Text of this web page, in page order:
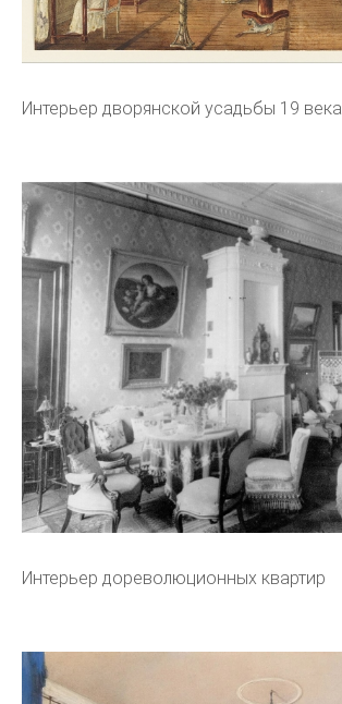
Интерьер дворянской усадьбы 19 века
Интерьер дореволюционных квартир